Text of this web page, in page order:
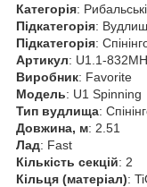
Категорія:
Підкатегорія:
Підкатегорія:
Артикул: U1.1-832MH
Виробник: Favorite
Модель: U1 Spinning
Тип вудлища:
Довжина, м: 2.51
Лад: Fast
Кількість секцій: 2
Кільця (матеріал):